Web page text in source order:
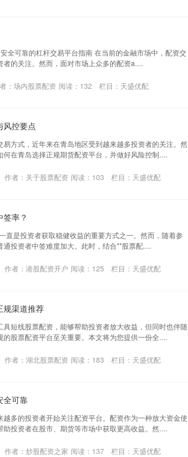
全可靠的杠杆交易平台指南 在当前的金融市场中，配资交
的关注。然而，面对市场上众多的配资a....
：场内股票配资 阅读： 132 栏目： 天盛优配
风控要点
方式，近年来在青岛地区受到越来越多投资者的关注。然
在青岛选择正规期货配资平台，并做好风险控制....
作者：关于股票配资 阅读： 103 栏目： 天盛优配
率？
直是投资者获取稳健收益的重要方式之一。然而，随着参
投资者中签难度加大。此时，结合**股票配....
作者：港股配资开户 阅读： 125 栏目： 天盛优配
规渠道推荐
短线股票配资，能够帮助投资者放大收益，但同时也伴随
股票配资平台至关重要。本文将为您提供一份全....
作者：湖北股票配资 阅读： 183 栏目： 天盛优配
全可靠
多的投资者开始关注配资平台。配资作为一种放大资金使
投资者在股市、期货等市场中获取更高收益。然....
作者：炒股配资之家 阅读： 137 栏目： 天盛优配